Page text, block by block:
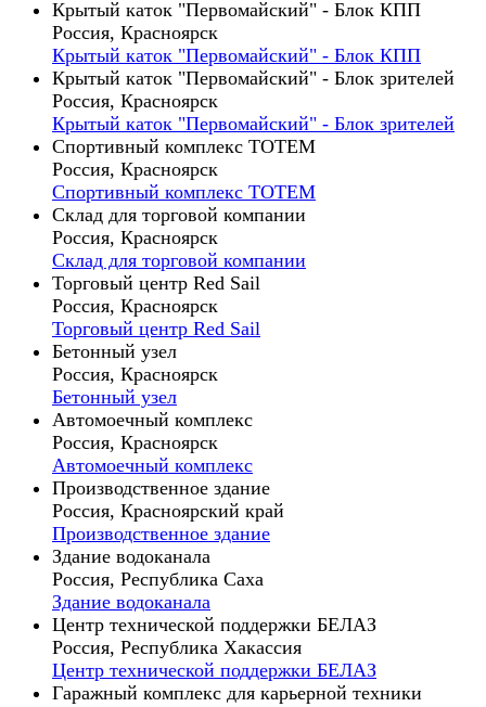
Крытый каток "Первомайский" - Блок КПП
Россия, Красноярск
Крытый каток "Первомайский" - Блок КПП
Крытый каток "Первомайский" - Блок зрителей
Россия, Красноярск
Крытый каток "Первомайский" - Блок зрителей
Спортивный комплекс ТОТЕМ
Россия, Красноярск
Спортивный комплекс ТОТЕМ
Склад для торговой компании
Россия, Красноярск
Склад для торговой компании
Торговый центр Red Sail
Россия, Красноярск
Торговый центр Red Sail
Бетонный узел
Россия, Красноярск
Бетонный узел
Автомоечный комплекс
Россия, Красноярск
Автомоечный комплекс
Производственное здание
Россия, Красноярский край
Производственное здание
Здание водоканала
Россия, Республика Саха
Здание водоканала
Центр технической поддержки БЕЛАЗ
Россия, Республика Хакассия
Центр технической поддержки БЕЛАЗ
Гаражный комплекс для карьерной техники